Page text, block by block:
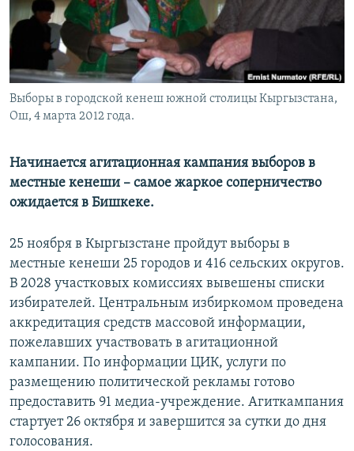
Выборы в городской кенеш южной столицы Кыргызстана,
Ош, 4 марта 2012 года.
Начинается агитационная кампания выборов в
местные кенеши – самое жаркое соперничество
ожидается в Бишкеке.
25 ноября в Кыргызстане пройдут выборы в
местные кенеши 25 городов и 416 сельских округов.
В 2028 участковых комиссиях вывешены списки
избирателей. Центральным избиркомом проведена
аккредитация средств массовой информации,
пожелавших участвовать в агитационной
кампании. По информации ЦИК, услуги по
размещению политической рекламы готово
предоставить 91 медиа-учреждение. Агиткампания
стартует 26 октября и завершится за сутки до дня
голосования.